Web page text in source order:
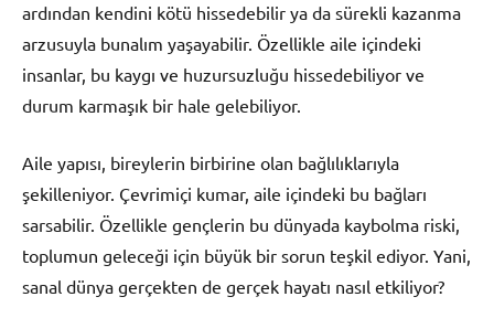
ardından kendini kötü hissedebilir ya da sürekli kazanma
arzusuyla bunalım yaşayabilir. Özellikle aile içindeki
insanlar, bu kaygı ve huzursuzluğu hissedebiliyor ve
durum karmaşık bir hale gelebiliyor.
Aile yapısı, bireylerin birbirine olan bağlılıklarıyla
şekilleniyor. Çevrimiçi kumar, aile içindeki bu bağları
sarsabilir. Özellikle gençlerin bu dünyada kaybolma riski,
toplumun geleceği için büyük bir sorun teşkil ediyor. Yani,
sanal dünya gerçekten de gerçek hayatı nasıl etkiliyor?